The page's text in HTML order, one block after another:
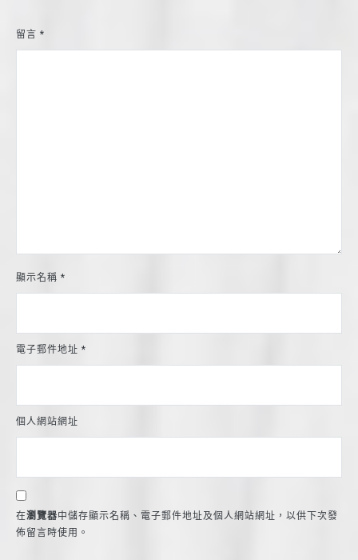
留言 *
顯示名稱 *
電子郵件地址 *
個人網站網址
在瀏覽器中儲存顯示名稱、電子郵件地址及個人網站網址，以供下次發
佈留言時使用。